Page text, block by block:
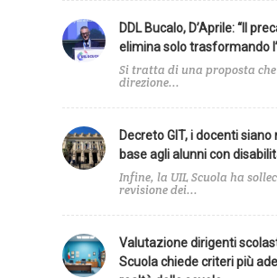
DDL Bucalo, D’Aprile: “Il
elimina solo trasformando
Si tratta di una proposta
direzione...
Decreto GIT, i docenti
base agli alunni con
Infine, la UIL Scuola ha
revisione dei...
Valutazione dirigenti
Scuola chiede criteri più